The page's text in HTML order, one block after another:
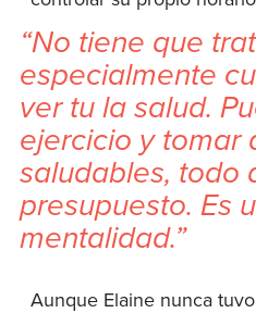
“No tiene que
especialmente
ver tu la salud.
ejercicio y tomar
saludables, todo
presupuesto. Es
mentalidad.”
Aunque Elaine nunca